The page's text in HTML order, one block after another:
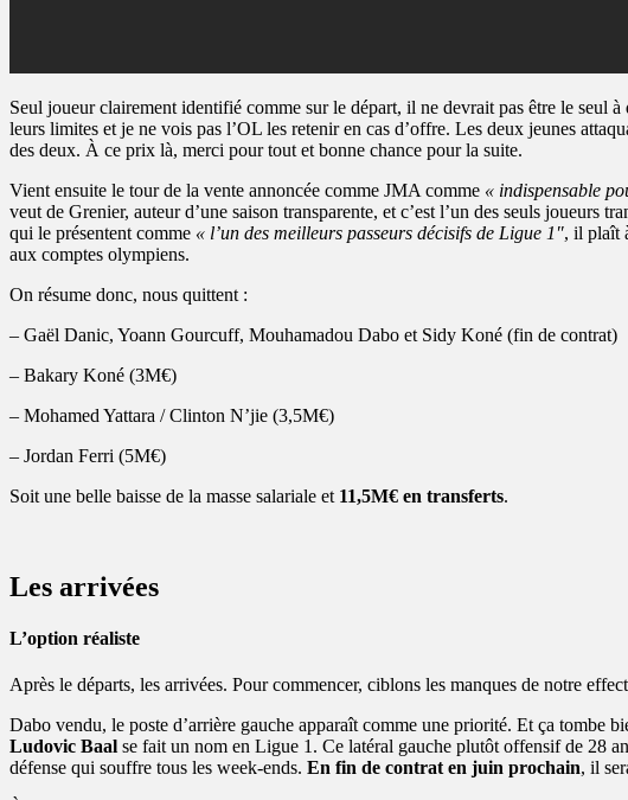
Seul joueur clairement identifié comme sur le départ, il ne devrait pas être le seul
leurs limites et je ne vois pas l’OL les retenir en cas d’offre. Les deux jeunes
des deux. À ce prix là, merci pour tout et bonne chance pour la suite.
Vient ensuite le tour de la vente annoncée comme JMA comme « indispensable
veut de Grenier, auteur d’une saison transparente, et c’est l’un des seuls
qui le présentent comme « l’un des meilleurs passeurs décisifs de Ligue 1″, il plaît
aux comptes olympiens.
On résume donc, nous quittent :
– Gaël Danic, Yoann Gourcuff, Mouhamadou Dabo et Sidy Koné (fin de contrat)
– Bakary Koné (3M€)
– Mohamed Yattara / Clinton N’jie (3,5M€)
– Jordan Ferri (5M€)
Soit une belle baisse de la masse salariale et 11,5M€ en transferts.
Les arrivées
L’option réaliste
Après le départs, les arrivées. Pour commencer, ciblons les manques de notre
Dabo vendu, le poste d’arrière gauche apparaît comme une priorité. Et ça tombe
Ludovic Baal se fait un nom en Ligue 1. Ce latéral gauche plutôt offensif de 28
défense qui souffre tous les week-ends. En fin de contrat en juin prochain, il